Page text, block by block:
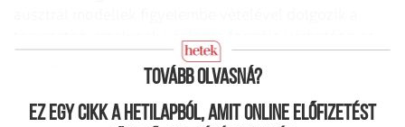
év végére készül majd el.
Tovább olvasná?
Ez egy cikk a hetilapból, amit online előfizetést